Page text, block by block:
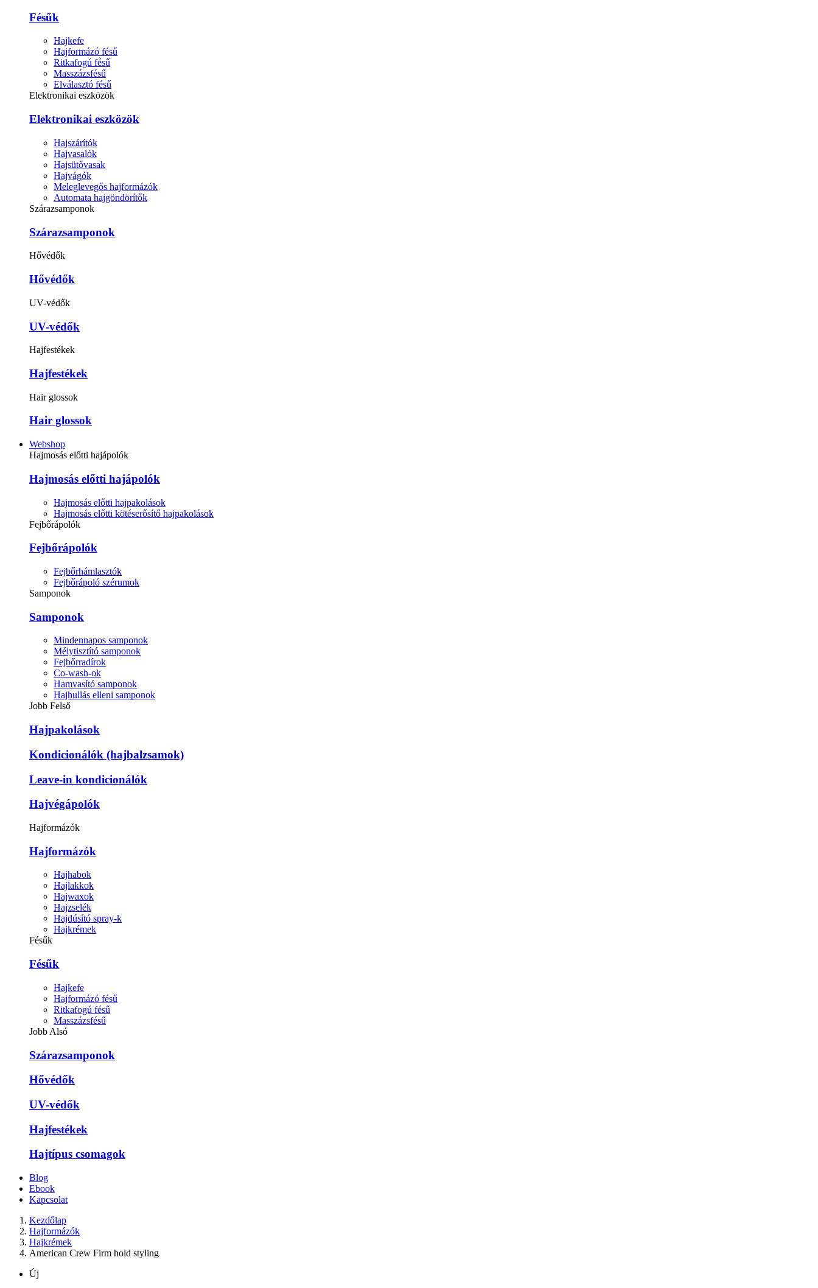
Fésűk
Hajkefe
Hajformázó fésű
Ritkafogú fésű
Masszázsfésű
Elválasztó fésű
Elektronikai eszközök
Elektronikai eszközök
Hajszárítók
Hajvasalók
Hajsütővasak
Hajvágók
Meleglevegős hajformázók
Automata hajgöndörítők
Szárazsamponok
Szárazsamponok
Hővédők
Hővédők
UV-védők
UV-védők
Hajfestékek
Hajfestékek
Hair glossok
Hair glossok
Webshop
Hajmosás előtti hajápolók
Hajmosás előtti hajápolók
Hajmosás előtti hajpakolások
Hajmosás előtti kötéserősítő hajpakolások
Fejbőrápolók
Fejbőrápolók
Fejbőrhámlasztók
Fejbőrápoló szérumok
Samponok
Samponok
Mindennapos samponok
Mélytisztító samponok
Fejbőrradírok
Co-wash-ok
Hamvasító samponok
Hajhullás elleni samponok
Jobb Felső
Hajpakolások
Kondicionálók (hajbalzsamok)
Leave-in kondicionálók
Hajvégápolók
Hajformázók
Hajformázók
Hajhabok
Hajlakkok
Hajwaxok
Hajzselék
Hajdúsító spray-k
Hajkrémek
Fésűk
Fésűk
Hajkefe
Hajformázó fésű
Ritkafogú fésű
Masszázsfésű
Jobb Alsó
Szárazsamponok
Hővédők
UV-védők
Hajfestékek
Hajtípus csomagok
Blog
Ebook
Kapcsolat
Kezdőlap
Hajformázók
Hajkrémek
American Crew Firm hold styling
Új